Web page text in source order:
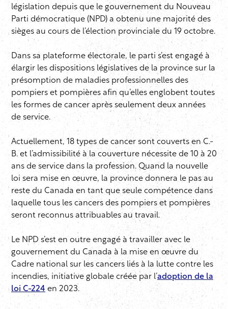
législation depuis que le gouvernement du Nouveau
Parti démocratique (NPD) a obtenu une majorité des
sièges au cours de l’élection provinciale du 19 octobre.
Dans sa plateforme électorale, le parti s’est engagé à
élargir les dispositions législatives de la province sur la
présomption de maladies professionnelles des
pompiers et pompières afin qu’elles englobent toutes
les formes de cancer après seulement deux années
de service.
Actuellement, 18 types de cancer sont couverts en C.-
B. et l’admissibilité à la couverture nécessite de 10 à 20
ans de service dans la profession. Quand la nouvelle
loi sera mise en œuvre, la province donnera le pas au
reste du Canada en tant que seule compétence dans
laquelle tous les cancers des pompiers et pompières
seront reconnus attribuables au travail.
Le NPD s’est en outre engagé à travailler avec le
gouvernement du Canada à la mise en œuvre du
Cadre national sur les cancers liés à la lutte contre les
incendies, initiative globale créée par l’adoption de la
loi C-224 en 2023.